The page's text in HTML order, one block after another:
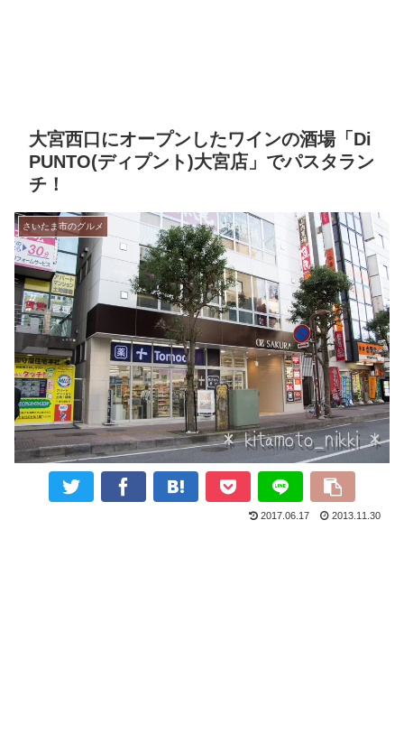
大宮西口にオープンしたワインの酒場「Di
PUNTO(ディプント)大宮店」でパスタラン
チ！
さいたま市のグルメ
2017.06.17 2013.11.30